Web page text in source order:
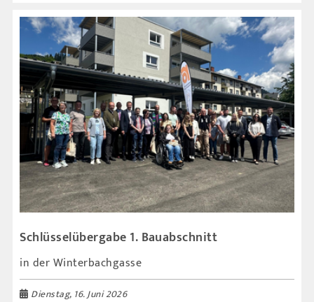
Schlüsselübergabe 1. Bauabschnitt
in der Winterbachgasse
Dienstag, 16. Juni 2026